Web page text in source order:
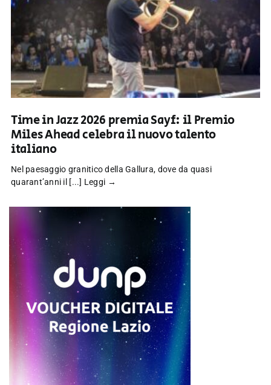
Time in Jazz 2026 premia Sayf: il Premio
Miles Ahead celebra il nuovo talento
italiano
Nel paesaggio granitico della Gallura, dove da quasi
quarant’anni il [...] Leggi →